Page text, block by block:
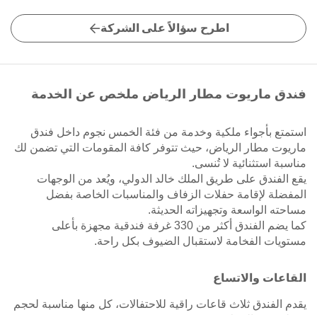
اطرح سؤالاً على الشركة
فندق ماريوت مطار الرياض ملخص عن الخدمة
استمتع بأجواء ملكية وخدمة من فئة الخمس نجوم داخل فندق
ماريوت مطار الرياض، حيث تتوفر كافة المقومات التي تضمن لك
مناسبة استثنائية لا تُنسى.
يقع الفندق على طريق الملك خالد الدولي، ويُعد من الوجهات
المفضلة لإقامة حفلات الزفاف والمناسبات الخاصة بفضل
مساحته الواسعة وتجهيزاته الحديثة.
كما يضم الفندق أكثر من 330 غرفة فندقية مجهزة بأعلى
مستويات الفخامة لاستقبال الضيوف بكل راحة.
القاعات والاتساع
يقدم الفندق ثلاث قاعات راقية للاحتفالات، كل منها مناسبة لحجم